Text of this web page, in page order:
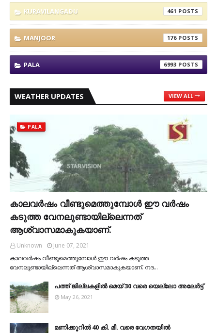
KURAVILANGADU 461
MANJOOR 176
PALA 6993
WEATHER UPDATES VIEW ALL
PALA
കാലവര്‍ഷം വീണ്ടുമെത്തുമ്പോള്‍ ഈ വര്‍ഷം
കടുത്ത വേനലുണ്ടായില്ലെന്നത്
ആശ്വാസമാകുകയാണ്.
Unknown
June 07, 2021
കാലവര്‍ഷം വീണ്ടുമെത്തുമ്പോള്‍ ഈ വര്‍ഷം കടുത്ത
വേനലുണ്ടായില്ലെന്നത് ആശ്വാസമാകുകയാണ്. നദ…
പത്ത് ജില്ലകളില്‍ മെയ് 30 വരെ യെല്ലോ അലേര്‍ട്ട്
May 26, 2021
മണിക്കൂറിൽ 40 കി. മീ. വരെ വേഗതയിൽ